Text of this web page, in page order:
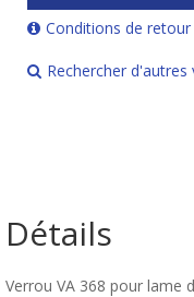
Conditions de
Rechercher
Détails
Verrou VA 368 pour lame